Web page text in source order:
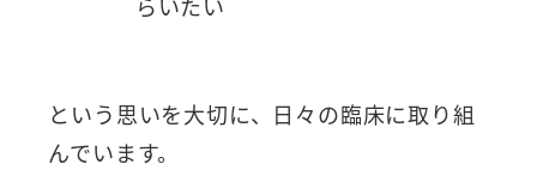
らいたい
という思いを大切に、日々の臨床に取り組
んでいます。